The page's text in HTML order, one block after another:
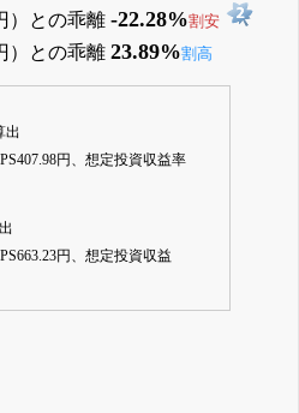
）との乖離-22.28%割安
）との乖離23.89%割高
出
円、想定投資収益率
円、想定投資収益